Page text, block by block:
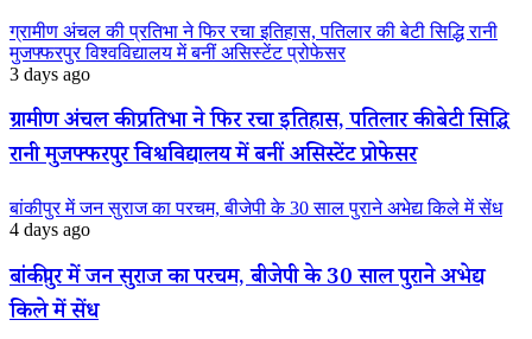
ग्रामीण अंचल की प्रतिभा ने फिर रचा इतिहास, पतिलार की बेटी सिद्धि रानी
मुजफ्फरपुर विश्वविद्यालय में बनीं असिस्टेंट प्रोफेसर
3 days ago
ग्रामीण अंचल की प्रतिभा ने फिर रचा इतिहास, पतिलार की बेटी सिद्धि
रानी मुजफ्फरपुर विश्वविद्यालय में बनीं असिस्टेंट प्रोफेसर
बांकीपुर में जन सुराज का परचम, बीजेपी के 30 साल पुराने अभेद्य किले में सेंध
4 days ago
बांकीपुर में जन सुराज का परचम, बीजेपी के 30 साल पुराने अभेद्य
किले में सेंध